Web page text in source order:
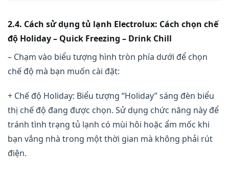
2.4. Cách sử dụng tủ lạnh Electrolux: Cách chọn chế
độ Holiday – Quick Freezing – Drink Chill
– Chạm vào biểu tượng hình tròn phía dưới để chọn
chế độ mà bạn muốn cài đặt:
+ Chế độ Holiday: Biểu tượng “Holiday” sáng đèn biểu
thị chế độ đang được chọn. Sử dụng chức năng này để
tránh tình trạng tủ lạnh có mùi hôi hoặc ẩm mốc khi
bạn vắng nhà trong một thời gian mà không phải rút
điện.